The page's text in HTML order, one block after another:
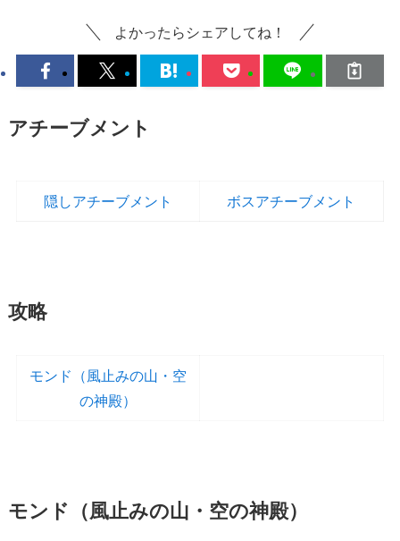
よかったらシェアしてね！
アチーブメント
隠しアチーブメント ボスアチーブメント
攻略
モンド（風止みの山・空
の神殿）
モンド（風止みの山・空の神殿）